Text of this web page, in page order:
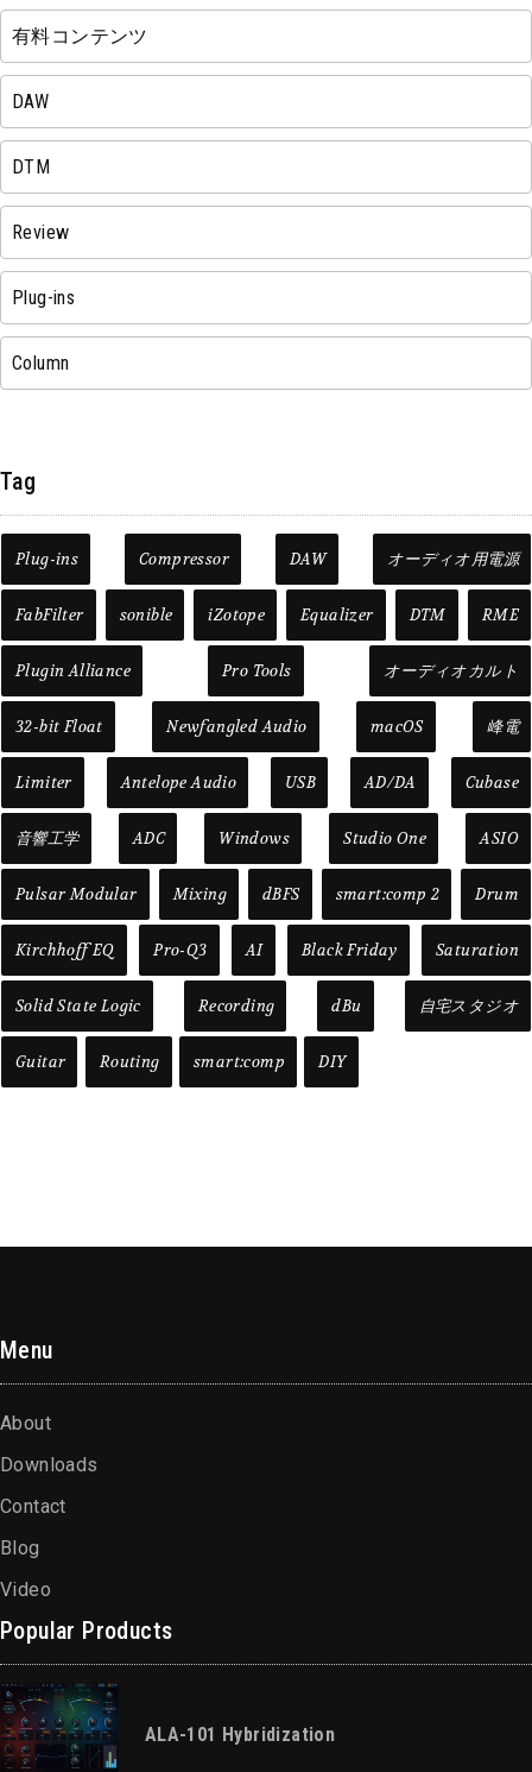
有料コンテンツ
DAW
DTM
Review
Plug-ins
Column
Tag
Plug-ins Compressor DAW オーディオ用電源
FabFilter sonible iZotope Equalizer DTM RME
Plugin Alliance Pro Tools オーディオカルト
32-bit Float Newfangled Audio macOS 峰電
Limiter Antelope Audio USB AD/DA Cubase
音響工学 ADC Windows Studio One ASIO
Pulsar Modular Mixing dBFS smart:comp 2 Drum
Kirchhoff EQ Pro-Q3 AI Black Friday Saturation
Solid State Logic Recording dBu 自宅スタジオ
Guitar Routing smart:comp DIY
Menu
About
Downloads
Contact
Blog
Video
Popular Products
ALA-101 Hybridization